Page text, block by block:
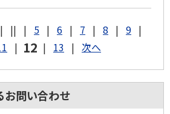
| || | 5 | 6 | 7 | 8 | 9 |
| 12 | 13 | 次へ
お問い合わせ